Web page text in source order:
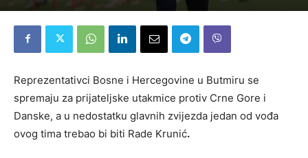
Reprezentativci Bosne i Hercegovine u Butmiru se
spremaju za prijateljske utakmice protiv Crne Gore i
Danske, a u nedostatku glavnih zvijezda jedan od vođa
ovog tima trebao bi biti Rade Krunić.